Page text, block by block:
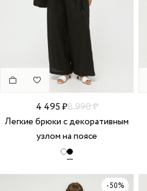
4 495 ₽8 990 ₽
Легкие брюки с декоративным
узлом на поясе
-50%